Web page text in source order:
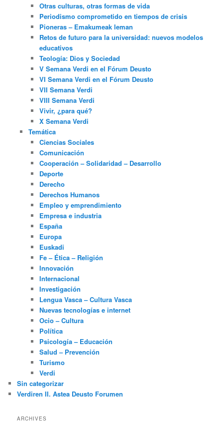
Otras culturas, otras formas de vida
Periodismo comprometido en tiempos de crisis
Pioneras – Emakumeak leman
Retos de futuro para la universidad: nuevos modelos
educativos
Teología: Dios y Sociedad
V Semana Verdi en el Fórum Deusto
VI Semana Verdi en el Fórum Deusto
VII Semana Verdi
VIII Semana Verdi
Vivir, ¿para qué?
X Semana Verdi
Temática
Ciencias Sociales
Comunicación
Cooperación – Solidaridad – Desarrollo
Deporte
Derecho
Derechos Humanos
Empleo y emprendimiento
Empresa e industria
España
Europa
Euskadi
Fe – Ética – Religión
Innovación
Internacional
Investigación
Lengua Vasca – Cultura Vasca
Nuevas tecnologías e internet
Ocio – Cultura
Política
Psicología – Educación
Salud – Prevención
Turismo
Verdi
Sin categorizar
Verdiren II. Astea Deusto Forumen
ARCHIVES